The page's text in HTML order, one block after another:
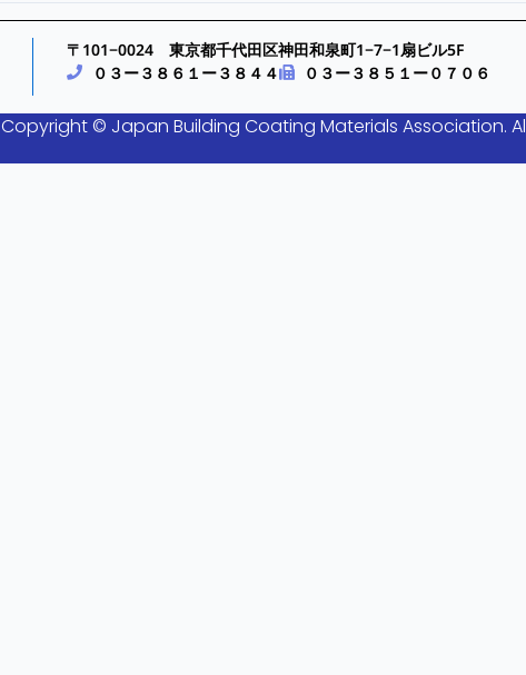
〒101−0024 東京都千代田区神田和泉町1−7−1扇ビル5F
０３ー３８６１ー３８４４
０３ー３８５１ー０７０６
Copyright © Japan Building Coating Materials Association.